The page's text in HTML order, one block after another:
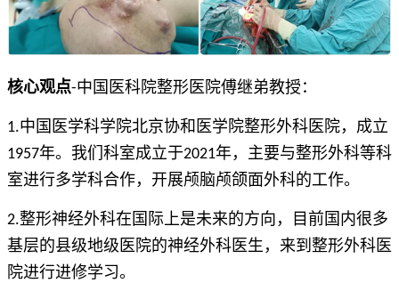
核心观点-中国医科院整形医院傅继弟教授：
1.中国医学科学院北京协和医学院整形外科医院，成立
1957年。我们科室成立于2021年，主要与整形外科等科
室进行多学科合作，开展颅脑颅颌面外科的工作。
2.整形神经外科在国际上是未来的方向，目前国内很多
基层的县级地级医院的神经外科医生，来到整形外科医
院进行进修学习。